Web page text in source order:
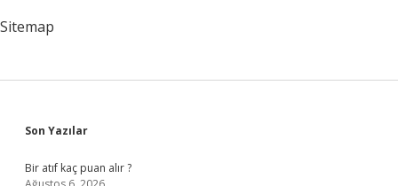
Sitemap
Sidebar
Son Yazılar
Bir atıf kaç puan alır ?